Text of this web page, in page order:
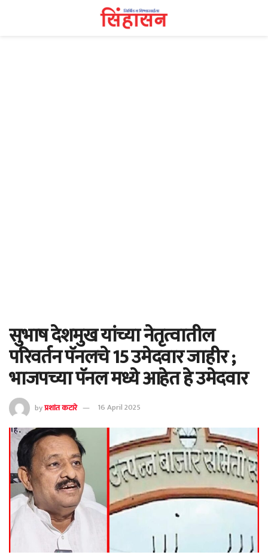
सुभाष देशमुख यांच्या नेतृत्वातील
परिवर्तन पॅनलचे 15 उमेदवार जाहीर ;
भाजपच्या पॅनल मध्ये आहेत हे उमेदवार
byप्रशांत कटारे 16 April 2025